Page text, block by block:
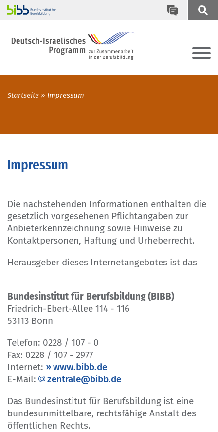
Startseite Impressum
Impressum
Die nachstehenden Informationen enthalten die
gesetzlich vorgesehenen Pflichtangaben zur
Anbieterkennzeichnung sowie Hinweise zu
Kontaktpersonen, Haftung und Urheberrecht.
Herausgeber dieses Internetangebotes ist das
Bundesinstitut für Berufsbildung (BIBB)
Friedrich-Ebert-Allee 114 - 116
53113 Bonn
Telefon: 0228 / 107 - 0
Fax: 0228 / 107 - 2977
Internet:
www.bibb.de
E-Mail:
zentrale@bibb.de
Das Bundesinstitut für Berufsbildung ist eine
bundesunmittelbare, rechtsfähige Anstalt des
öffentlichen Rechts.